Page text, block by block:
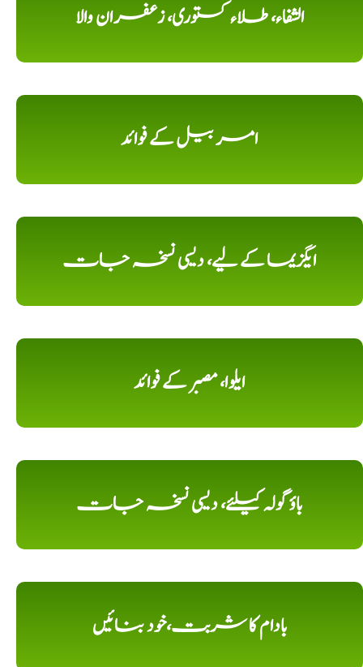
الشفاء، طلاء کستوری، زعفران والا
امر بیل کے فوائد
ایگزیما کے لیے، دیسی نسخہ جات
ایلوا، مصبر کے فوائد
باؤ گولہ کیلئے، دیسی نسخہ جات
بادام کا شربت،خود بنائیں